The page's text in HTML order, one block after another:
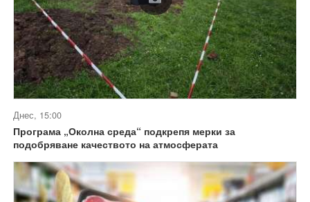
Днес, 15:00
Програма „Околна среда“ подкрепя мерки за
подобряване качеството на атмосферата